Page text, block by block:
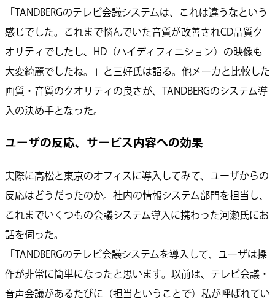
「TANDBERGのテレビ会議システムは、これは違うなという
感じでした。これまで悩んでいた音質が改善されCD品質ク
オリティでしたし、HD（ハイディフィニション）の映像も
大変綺麗でしたね。」と三好氏は語る。他メーカと比較した
画質・音質のクオリティの良さが、TANDBERGのシステム導
入の決め手となった。
ユーザの反応、サービス内容への効果
実際に高松と東京のオフィスに導入してみて、ユーザからの
反応はどうだったのか。社内の情報システム部門を担当し、
これまでいくつもの会議システム導入に携わった河瀬氏にお
話を伺った。
「TANDBERGのテレビ会議システムを導入して、ユーザは操
作が非常に簡単になったと思います。以前は、テレビ会議・
音声会議があるたびに（担当ということで）私が呼ばれてい